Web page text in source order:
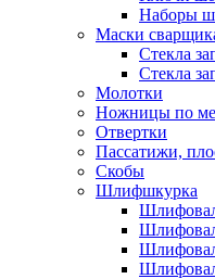
Наборы
Маски
Стекла
Стекла
Молотки
Ножницы по
Отвертки
Пассатижи,
Скобы
Шлифшкурка